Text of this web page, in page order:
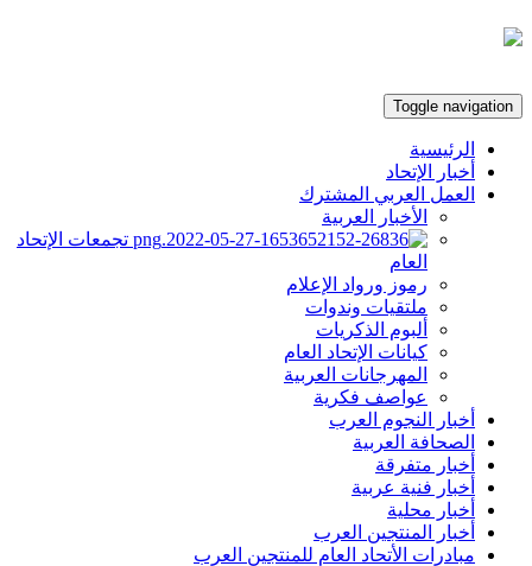
Toggle navigation
الرئيسية
أخبار الإتحاد
العمل العربي المشترك
الأخبار العربية
تجمعات الإتحاد
العام
رموز ورواد الإعلام
ملتقيات وندوات
ألبوم الذكريات
كيانات الإتحاد العام
المهرجانات العربية
عواصف فكرية
أخبار النجوم العرب
الصحافة العربية
أخبار متفرقة
أخبار فنية عربية
أخبار محلية
أخبار المنتجين العرب
مبادرات الأتحاد العام للمنتجين العرب